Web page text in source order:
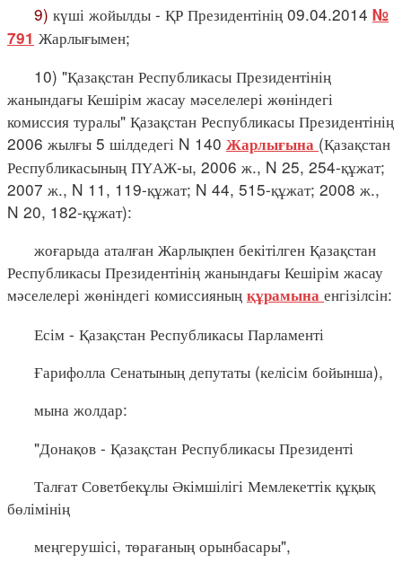
9) күші жойылды - ҚР Президентінің 09.04.2014 №
791 Жарлығымен;
10) "Қазақстан Республикасы Президентінің
жанындағы Кешірім жасау мәселелері жөніндегі
комиссия туралы" Қазақстан Республикасы Президентінің
2006 жылғы 5 шілдедегі N 140 Жарлығына (Қазақстан
Республикасының ПҮАЖ-ы, 2006 ж., N 25, 254-құжат;
2007 ж., N 11, 119-құжат; N 44, 515-құжат; 2008 ж.,
N 20, 182-құжат):
жоғарыда аталған Жарлықпен бекітілген Қазақстан
Республикасы Президентінің жанындағы Кешірім жасау
мәселелері жөніндегі комиссияның құрамына енгізілсін:
Есім - Қазақстан Республикасы Парламенті
Ғарифолла Сенатының депутаты (келісім бойынша),
мына жолдар:
"Донақов - Қазақстан Республикасы Президенті
Талғат Советбекұлы Әкімшілігі Мемлекеттік құқық
бөлімінің
меңгерушісі, төрағаның орынбасары",